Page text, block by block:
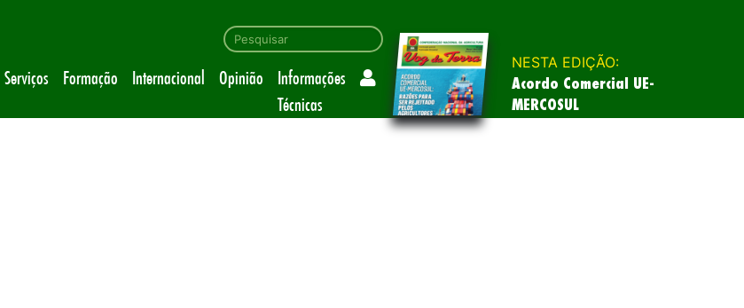
Serviços Formação Internacional Opinião
Informações
Técnicas
NESTA EDIÇÃO:
Acordo Comercial UE-
MERCOSUL